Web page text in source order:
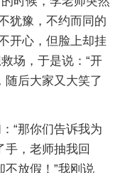
犹豫，不约而同的
开心，但脸上却挂
场，于是说：“开
随后大家又大笑了
“那你们告诉我为
手，老师抽我回
不放假！”我刚说